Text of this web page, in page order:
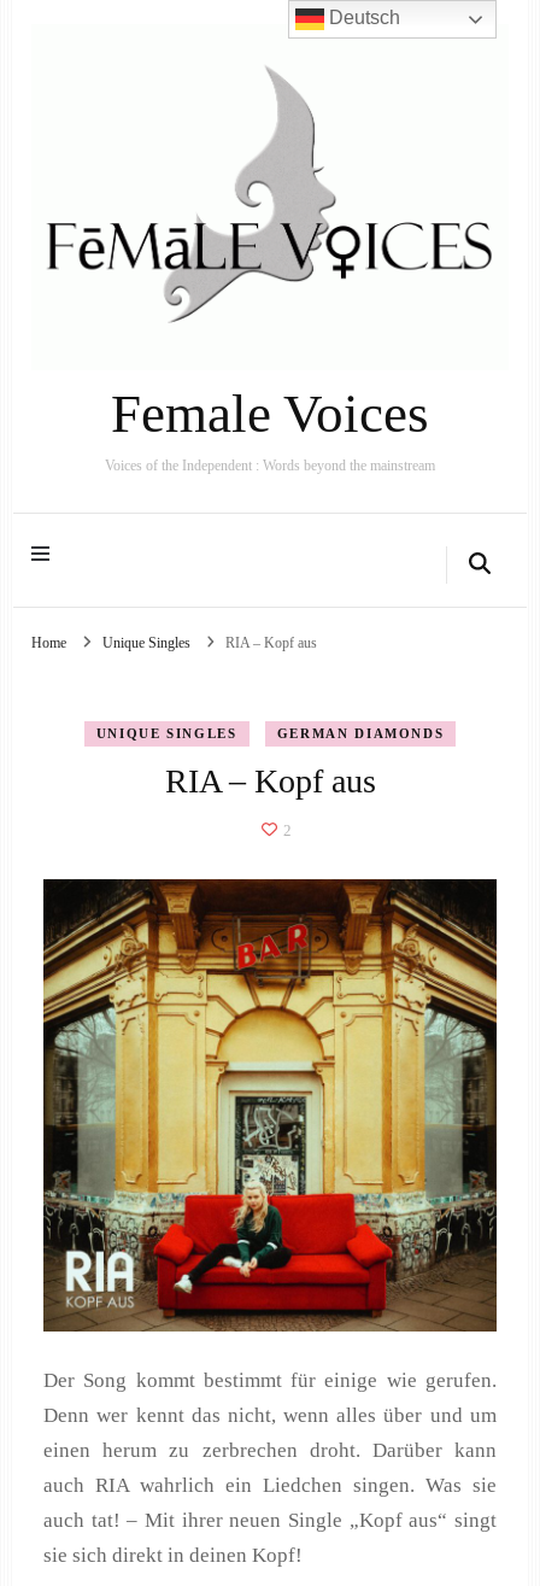
Female Voices
Voices of the Independent : Words beyond the mainstream
Home Unique Singles RIA – Kopf aus
UNIQUE SINGLES GERMAN DIAMONDS
RIA – Kopf aus
2
Der Song kommt bestimmt für einige wie gerufen.
Denn wer kennt das nicht, wenn alles über und um
einen herum zu zerbrechen droht. Darüber kann
auch RIA wahrlich ein Liedchen singen. Was sie
auch tat! – Mit ihrer neuen Single „Kopf aus“ singt
sie sich direkt in deinen Kopf!
Deutsch